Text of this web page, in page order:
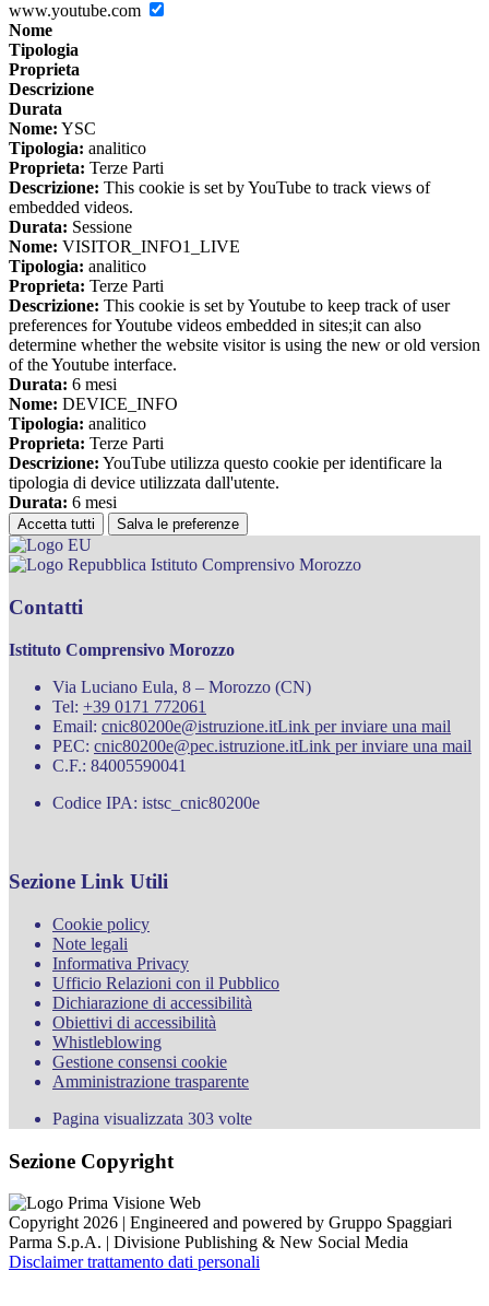
www.youtube.com
Nome
Tipologia
Proprieta
Descrizione
Durata
Nome: YSC
Tipologia: analitico
Proprieta: Terze Parti
Descrizione: This cookie is set by YouTube to track views of
embedded videos.
Durata: Sessione
Nome: VISITOR_INFO1_LIVE
Tipologia: analitico
Proprieta: Terze Parti
Descrizione: This cookie is set by Youtube to keep track of user
preferences for Youtube videos embedded in sites;it can also
determine whether the website visitor is using the new or old version
of the Youtube interface.
Durata: 6 mesi
Nome: DEVICE_INFO
Tipologia: analitico
Proprieta: Terze Parti
Descrizione: YouTube utilizza questo cookie per identificare la
tipologia di device utilizzata dall'utente.
Durata: 6 mesi
Accetta tutti Salva le preferenze
Istituto Comprensivo Morozzo
Contatti
Istituto Comprensivo Morozzo
Via Luciano Eula, 8 – Morozzo (CN)
Tel: +39 0171 772061
Email: cnic80200e@istruzione.itLink per inviare una mail
PEC: cnic80200e@pec.istruzione.itLink per inviare una mail
C.F.: 84005590041
Codice IPA: istsc_cnic80200e
Sezione Link Utili
Cookie policy
Note legali
Informativa Privacy
Ufficio Relazioni con il Pubblico
Dichiarazione di accessibilità
Obiettivi di accessibilità
Whistleblowing
Gestione consensi cookie
Amministrazione trasparente
Pagina visualizzata 303 volte
Sezione Copyright
Copyright 2026 | Engineered and powered by Gruppo Spaggiari
Parma S.p.A. | Divisione Publishing & New Social Media
Disclaimer trattamento dati personali